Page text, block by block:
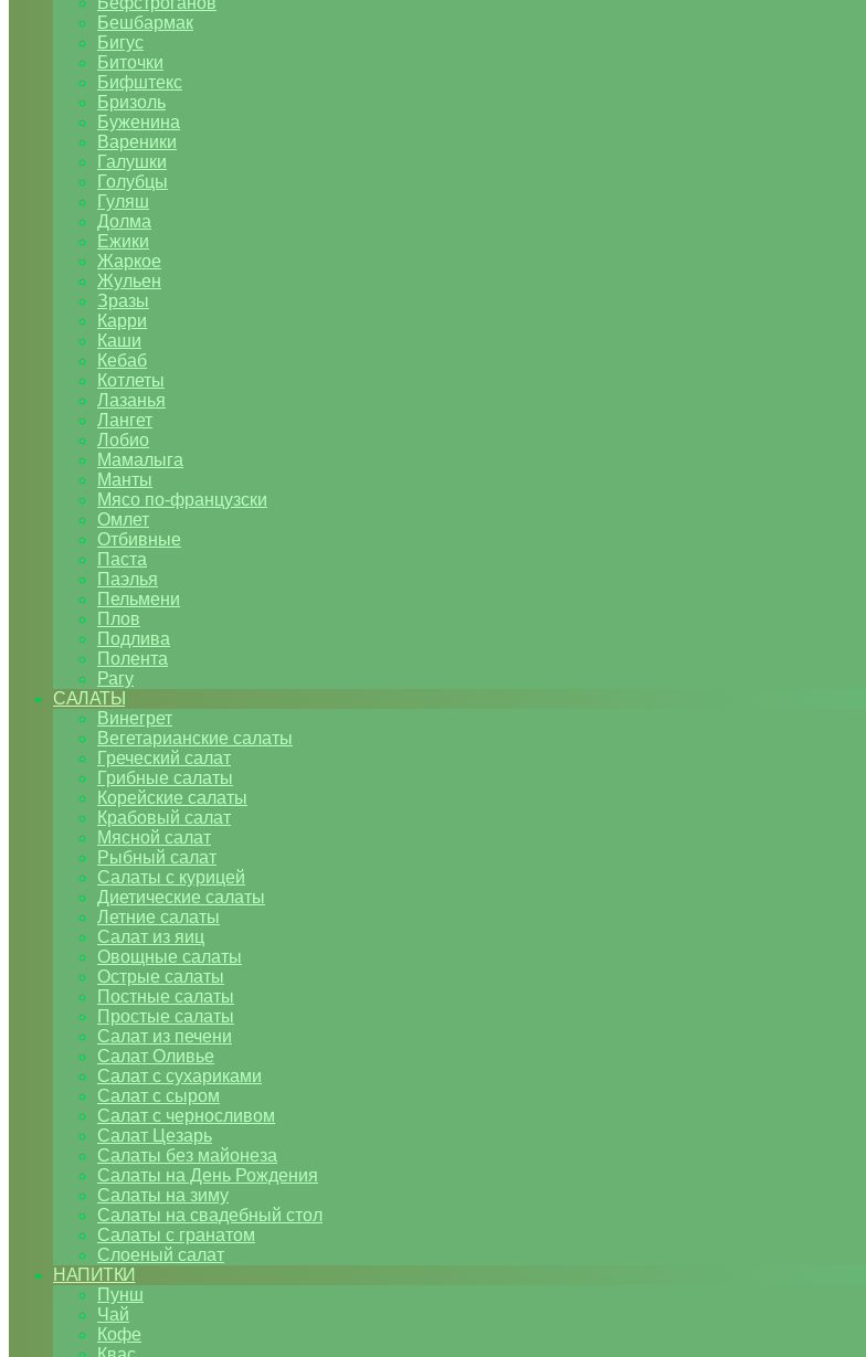
Бешбармак
Бигус
Биточки
Бифштекс
Бризоль
Буженина
Вареники
Галушки
Голубцы
Гуляш
Долма
Ежики
Жаркое
Жульен
Зразы
Карри
Каши
Кебаб
Котлеты
Лазанья
Лангет
Лобио
Мамалыга
Манты
Мясо по-французски
Омлет
Отбивные
Паста
Паэлья
Пельмени
Плов
Подлива
Полента
Рагу
САЛАТЫ
Винегрет
Вегетарианские салаты
Греческий салат
Грибные салаты
Корейские салаты
Крабовый салат
Мясной салат
Рыбный салат
Салаты с курицей
Диетические салаты
Летние салаты
Салат из яиц
Овощные салаты
Острые салаты
Постные салаты
Простые салаты
Салат из печени
Салат Оливье
Салат с сухариками
Салат с сыром
Салат с черносливом
Салат Цезарь
Салаты без майонеза
Салаты на День Рождения
Салаты на зиму
Салаты на свадебный стол
Салаты с гранатом
Слоеный салат
НАПИТКИ
Пунш
Чай
Кофе